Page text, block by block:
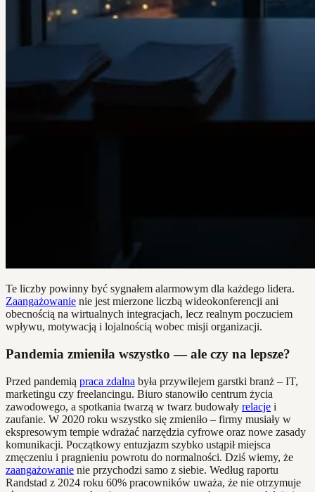
Te liczby powinny być sygnałem alarmowym dla każdego lidera.
Zaangażowanie nie jest mierzone liczbą wideokonferencji ani
obecnością na wirtualnych integracjach, lecz realnym poczuciem
wpływu, motywacją i lojalnością wobec misji organizacji.
Pandemia zmieniła wszystko — ale czy na lepsze?
Przed pandemią praca zdalna była przywilejem garstki branż – IT,
marketingu czy freelancingu. Biuro stanowiło centrum życia
zawodowego, a spotkania twarzą w twarz budowały relacje i
zaufanie. W 2020 roku wszystko się zmieniło – firmy musiały w
ekspresowym tempie wdrażać narzędzia cyfrowe oraz nowe zasady
komunikacji. Początkowy entuzjazm szybko ustąpił miejsca
zmęczeniu i pragnieniu powrotu do normalności. Dziś wiemy, że
zaangażowanie nie przychodzi samo z siebie. Według raportu
Randstad z 2024 roku 60% pracowników uważa, że nie otrzymuje